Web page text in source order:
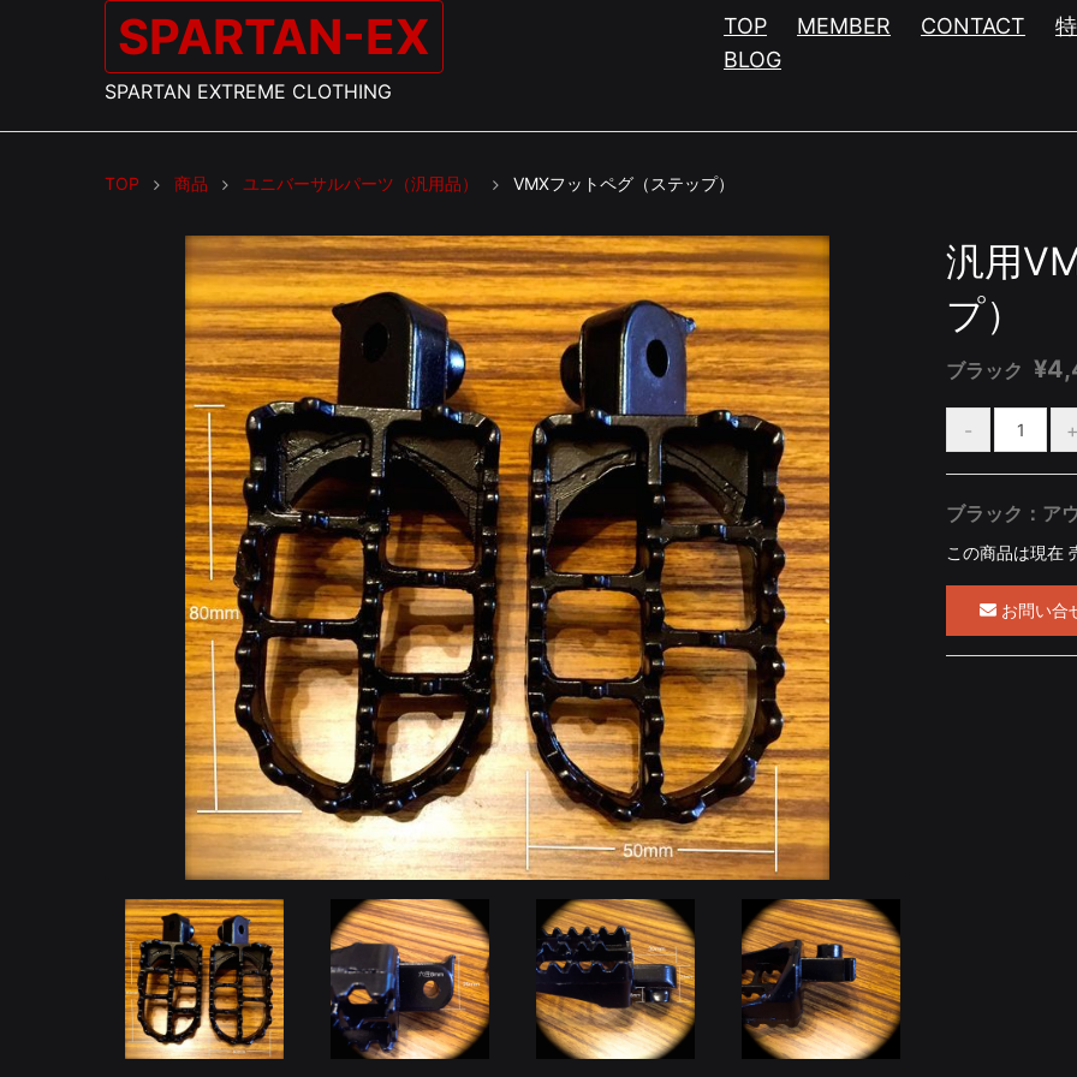
SPARTAN-EX
SPARTAN EXTREME CLOTHING
TOP MEMBER CONTACT
BLOG
TOP 商品 ユニバーサルパーツ（汎用品） VMXフットペグ（ステップ）
汎用
プ）
ブラック
ブラック：ア
この商品は現在
お問い合